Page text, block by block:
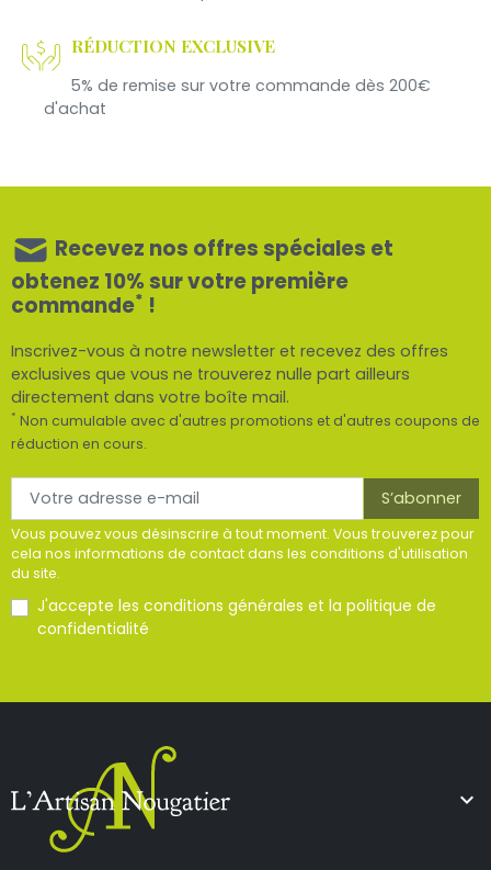
RÉDUCTION EXCLUSIVE
5% de remise sur votre commande dès 200€
d'achat
Recevez nos offres spéciales et
obtenez 10% sur votre première
commande* !
Inscrivez-vous à notre newsletter et recevez des offres
exclusives que vous ne trouverez nulle part ailleurs
directement dans votre boîte mail.
* Non cumulable avec d'autres promotions et d'autres coupons de
réduction en cours.
Vous pouvez vous désinscrire à tout moment. Vous trouverez pour
cela nos informations de contact dans les conditions d'utilisation
du site.
J'accepte les conditions générales et la politique de
confidentialité
